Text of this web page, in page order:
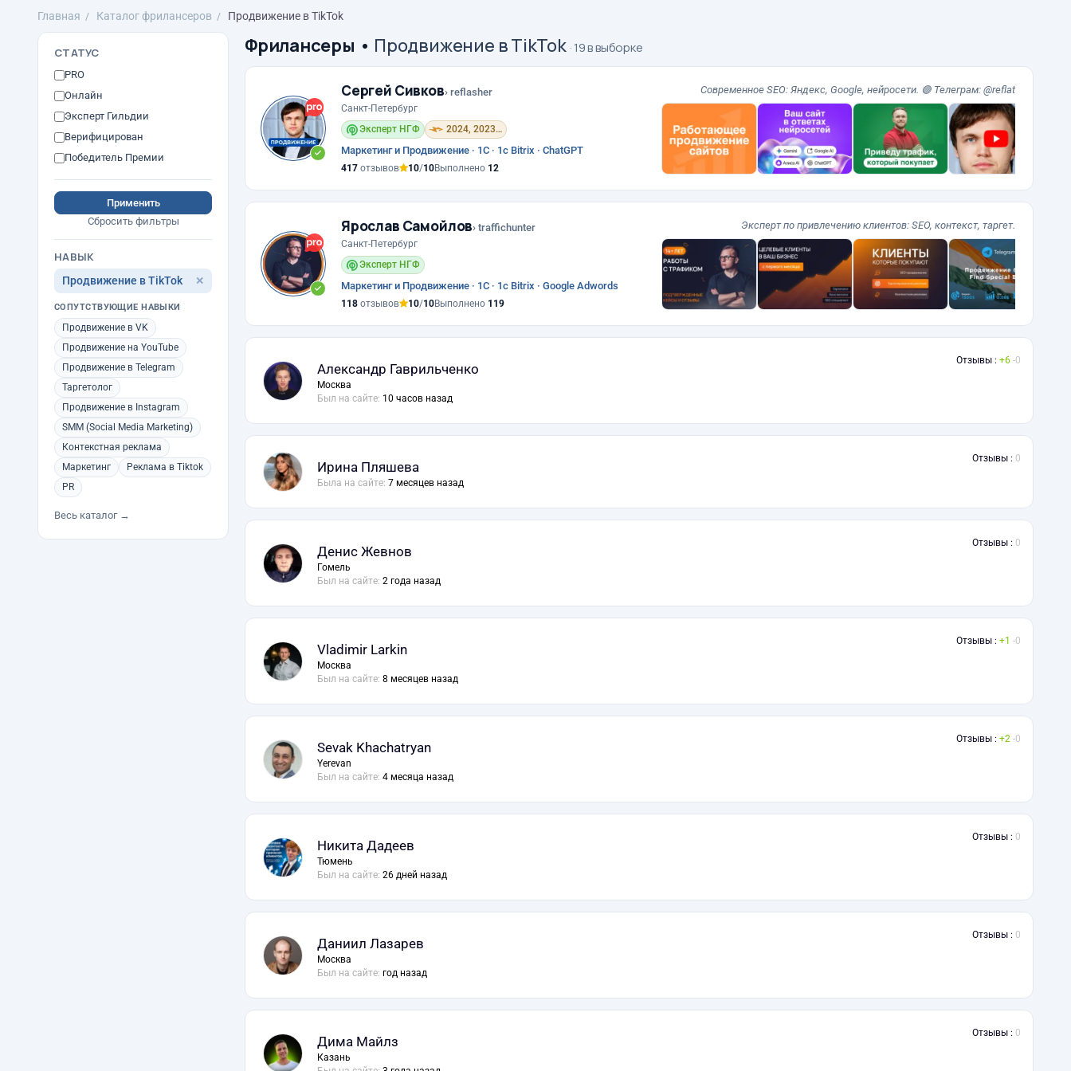
Главная Каталог фрилансеров Продвижение в TikTok
СТАТУС
PRO
Онлайн
Эксперт Гильдии
Верифицирован
Победитель Премии
Применить
Сбросить фильтры
НАВЫК
Продвижение в TikTok ✕
СОПУТСТВУЮЩИЕ НАВЫКИ
Продвижение в VK
Продвижение на YouTube
Продвижение в Telegram
Таргетолог
Продвижение в Instagram
SMM (Social Media Marketing)
Контекстная реклама
Маркетинг
Реклама в Tiktok
PR
Весь каталог →
Фрилансеры • Продвижение в TikTok · 19 в выборке
Сергей Сивков› reflasher
Санкт-Петербург
Эксперт НГФ
2024, 2023, 2021, 2019, 2018
Маркетинг и Продвижение · 1С · 1с Bitrix · ChatGPT
417 отзывов 10/10Выполнено 12
Современное SEO: Яндекс, Google, нейросети. 🟢 Телеграм: @reflat
Ярослав Самойлов› traffichunter
Санкт-Петербург
Эксперт НГФ
Маркетинг и Продвижение · 1С · 1с Bitrix · Google Adwords
118 отзывов 10/10Выполнено 119
Эксперт по привлечению клиентов: SEO, контекст, таргет.
Александр Гаврильченко
Москва
Был на сайте: 10 часов назад
Отзывы : 6 0
Ирина Пляшева
Была на сайте: 7 месяцев назад
Отзывы : 0
Денис Жевнов
Гомель
Был на сайте: 2 года назад
Отзывы : 0
Vladimir Larkin
Москва
Был на сайте: 8 месяцев назад
Отзывы : 1 0
Sevak Khachatryan
Yerevan
Был на сайте: 4 месяца назад
Отзывы : 2 0
Никита Дадеев
Тюмень
Был на сайте: 26 дней назад
Отзывы : 0
Даниил Лазарев
Москва
Был на сайте: год назад
Отзывы : 0
Дима Майлз
Казань
Отзывы : 0